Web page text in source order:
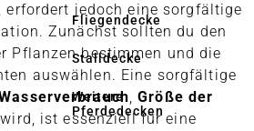
Fliegendecke
Stalldecke
Weitere
Pferdedecken
erfordert jedoch eine sorgfältige
Zunächst sollten du den
Pflanzen bestimmen und die
auswählen. Eine sorgfältige
,Größe der
ist essenziell für eine